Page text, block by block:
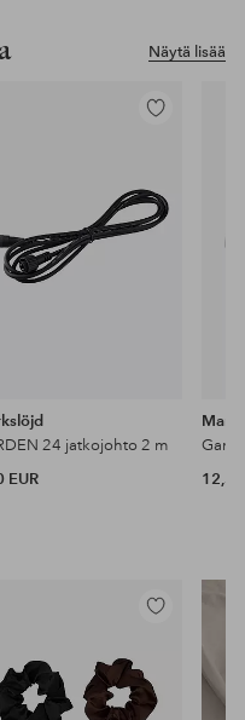
Näytä lisää
Lisää
24 jatkojohto 2 m
EUR
12,50
Lisää